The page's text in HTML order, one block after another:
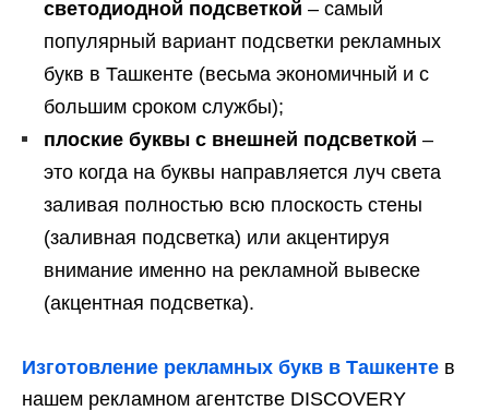
светодиодной подсветкой – самый
популярный вариант подсветки рекламных
букв в Ташкенте (весьма экономичный и с
большим сроком службы);
плоские буквы с внешней подсветкой –
это когда на буквы направляется луч света
заливая полностью всю плоскость стены
(заливная подсветка) или акцентируя
внимание именно на рекламной вывеске
(акцентная подсветка).
Изготовление рекламных букв в Ташкенте в
нашем рекламном агентстве DISCOVERY